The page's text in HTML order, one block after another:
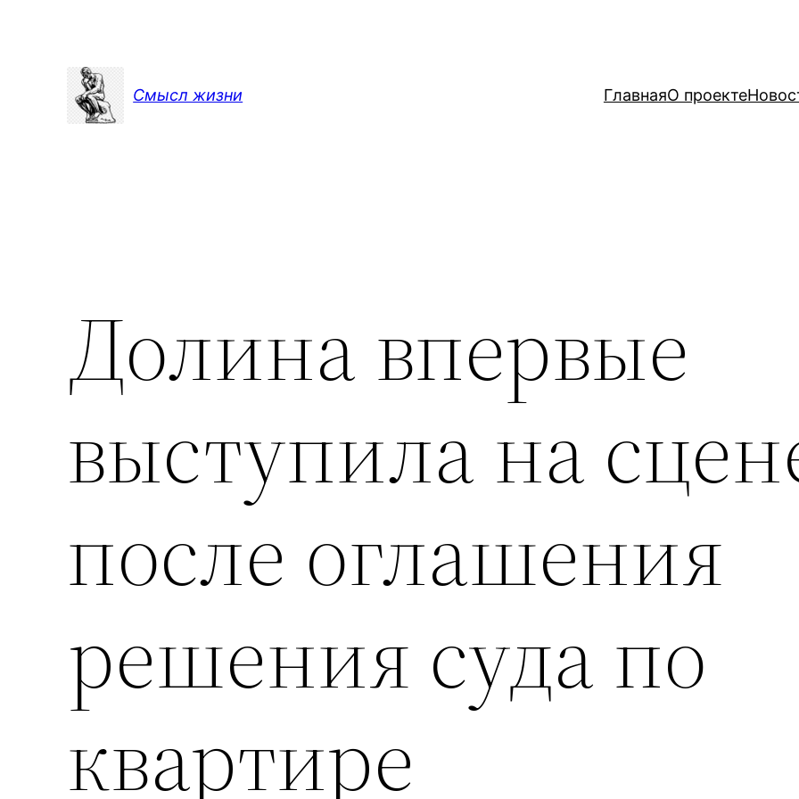
содержимому
Смысл жизни
ГлавнаяО проекте
Долина впервые
выступила на
после оглашения
решения суда по
квартире